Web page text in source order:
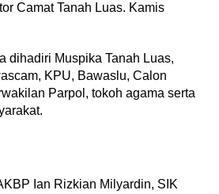
Camat Tanah Luas. Kamis
dihadiri Muspika Tanah Luas,
KPU, Bawaslu, Calon
Parpol, tokoh agama serta
Ian Rizkian Milyardin, SIK